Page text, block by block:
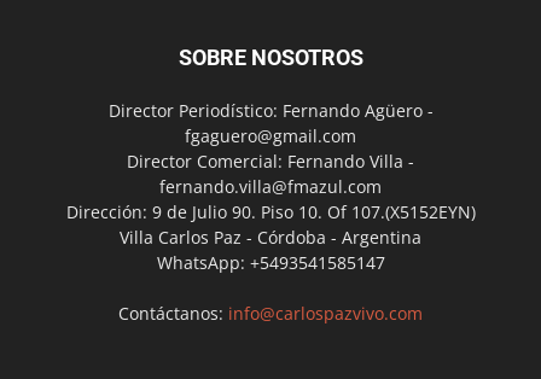
SOBRE NOSOTROS
Director Periodístico: Fernando Agüero -
fgaguero@gmail.com
Director Comercial: Fernando Villa -
fernando.villa@fmazul.com
Dirección: 9 de Julio 90. Piso 10. Of 107.(X5152EYN)
Villa Carlos Paz - Córdoba - Argentina
WhatsApp: +5493541585147
Contáctanos: info@carlospazvivo.com